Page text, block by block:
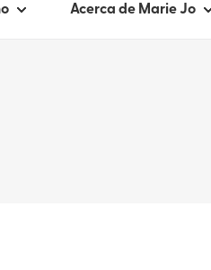
Acerca de Marie Jo
Marie Jo